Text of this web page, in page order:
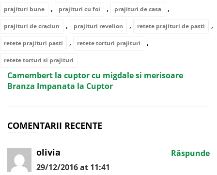
prajituri bune , prajituri cu foi , prajituri de casa ,
prajituri de craciun , prajituri revelion , retete prajituri de pasti ,
retete prajituri pasti , retete torturi prajituri ,
retete torturi si prajituri
Camembert la cuptor cu migdale si merisoare
Branza Impanata la Cuptor
COMENTARII RECENTE
olivia
29/12/2016 at 11:41
Răspunde